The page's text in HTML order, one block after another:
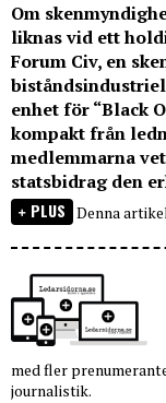
Om
liknas vid ett
Forum Civ, en
enhet för “Black
kompakt från
medlemmarna
statsbidrag den
PLUS Denna
med fler
journalistik.